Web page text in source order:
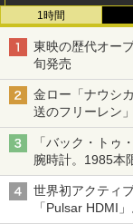
1時間
東映の歴代オー
旬発売
金ロー「ナウシ
送のフリーレン
「バック・トゥ
腕時計。1985本
世界初アクティ
「Pulsar HDMI